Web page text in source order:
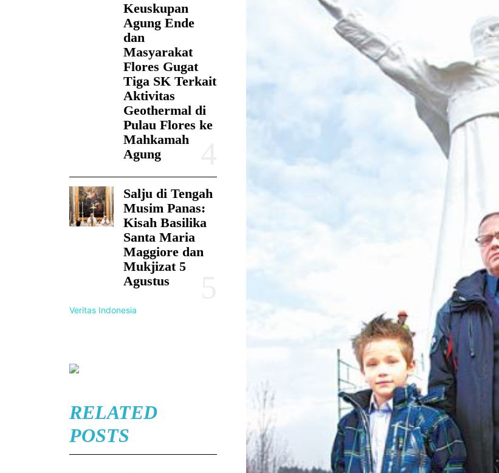
Keuskupan
Agung Ende
dan
Masyarakat
Flores Gugat
Tiga SK Terkait
Aktivitas
Geothermal di
Pulau Flores ke
Mahkamah
Agung
Salju di Tengah
Musim Panas:
Kisah Basilika
Santa Maria
Maggiore dan
Mukjizat 5
Agustus
Veritas Indonesia
RELATED
POSTS